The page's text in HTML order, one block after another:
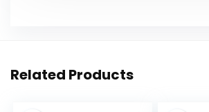
Related Products